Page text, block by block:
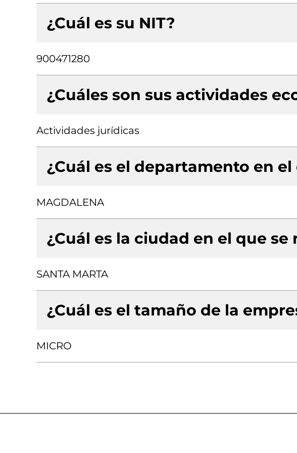
¿Cuál es su NIT?
900471280
¿Cuáles son sus actividades
Actividades jurídicas
¿Cuál es el departamento en
MAGDALENA
¿Cuál es la ciudad en el que se
SANTA MARTA
¿Cuál es el tamaño de la
MICRO